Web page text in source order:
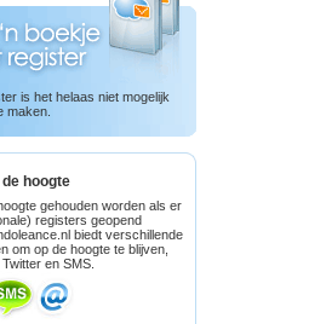
is het helaas niet mogelijk
maken.
hoogte
gehouden worden als er
registers geopend
biedt verschillende
om op de hoogte te blijven,
en SMS.